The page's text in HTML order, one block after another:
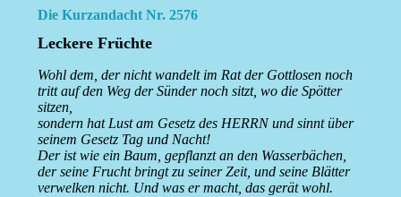
Die Kurzandacht Nr. 2576
Leckere Früchte
Wohl dem, der nicht wandelt im Rat der Gottlosen noch
tritt auf den Weg der Sünder noch sitzt, wo die Spötter
sitzen,
sondern hat Lust am Gesetz des HERRN und sinnt über
seinem Gesetz Tag und Nacht!
Der ist wie ein Baum, gepflanzt an den Wasserbächen,
der seine Frucht bringt zu seiner Zeit, und seine Blätter
verwelken nicht. Und was er macht, das gerät wohl.